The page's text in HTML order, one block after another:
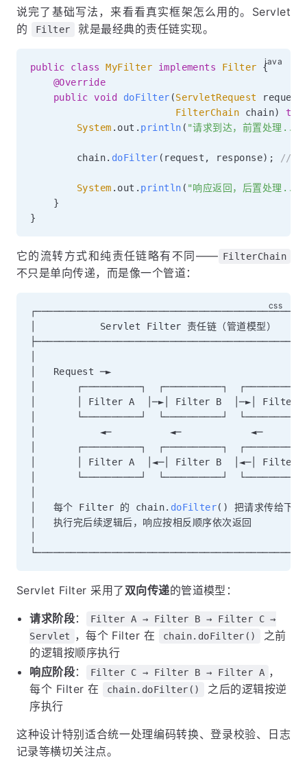
说完了基础写法，来看看真实框架怎么用的。Servlet
的
Filter 就是最经典的责任链实现。
public class MyFilter implements Filter
{
@Override
public void doFilter (ServletRequest request
FilterChain chain)
System . out . println ( "请求到达，前置处理..."
        chain
. doFilter ( request , response) ; //
System . out . println ( "响应返回，后置处理..."
}
}
它的流转方式和纯责任链略有不同—— FilterChain
不只是单向传递，而是像一个管道：
│           Servlet Filter 责任链（管道模型）
│   Request ─►
│       ┌──────────┐  ┌──────────┐
│       │ Filter A  │─►│ Filter B  │─►│ Filter
│       └──────────┘  └──────────┘
│           ◄─          ◄─            ◄─
│       ┌──────────┐  ┌──────────┐
│       │ Filter A  │◄─│ Filter B  │◄─│ Filter C
│       └──────────┘  └──────────┘
│   每个 Filter 的 chain. doFilter( )
把请求传给下
│   执行完后续逻辑后，响应按相反顺序依次返回
Servlet Filter 采用了 双向传递的管道模型：
请求阶段：
Filter A → Filter B → Filter C →
Servlet
，每个 Filter 在 chain.doFilter()
之前
的逻辑按顺序执行
响应阶段： Filter C → Filter B → Filter A ，
每个 Filter 在
chain.doFilter()
之后的逻辑按逆
序执行
这种设计特别适合统一处理编码转换、登录校验、日志
记录等横切关注点。